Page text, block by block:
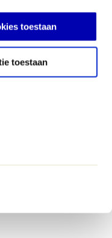
toestaan
toestaan
Inloggen